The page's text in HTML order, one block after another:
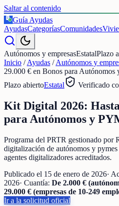
Saltar al contenido
€
Guía Ayudas
AyudasCategoríasComunidades
Autónomos y empresasEstatalPlazo
Inicio /Ayudas /Autónomos y
29.000 € en Bonos para Autónomos
Plazo abiertoEstatal Verificado
Kit Digital 2026:
para Autónomos y
Programa del PRTR gestionado por
digitalización de autónomos y
agentes digitalizadores acreditados.
Publicado el 15 de enero de 2026·
2026· Cuantía: De 2.000 €
29.000 € (empresas de 10-249
Ir a la solicitud oficial